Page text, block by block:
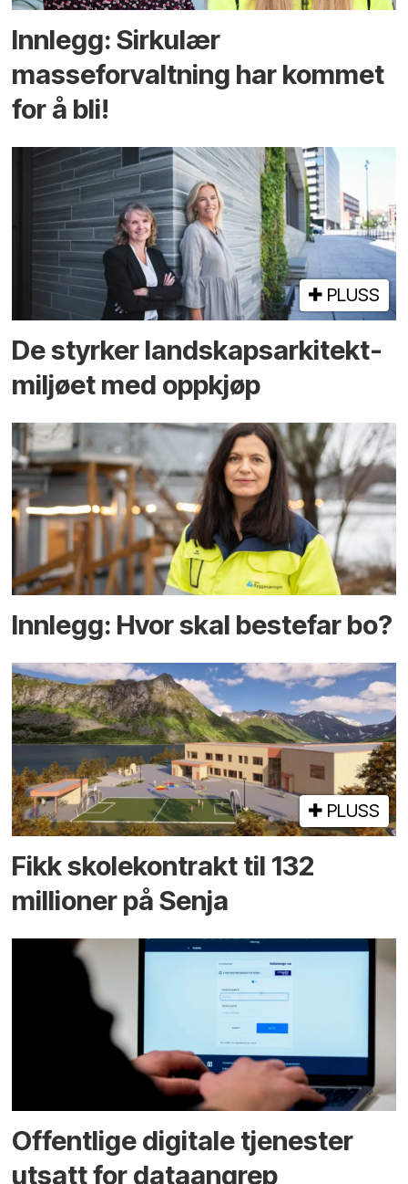
Innlegg: Sirkulær
masseforvaltning har kommet
for å bli!
PLUSS
De styrker landskaps­arkitekt­
miljøet med oppkjøp
Innlegg: Hvor skal bestefar bo?
PLUSS
Fikk skole­kontrakt til 132
millioner på Senja
Offentlige digitale tjenester
utsatt for dataangrep